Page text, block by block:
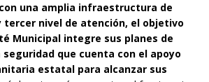
una amplia infraestructura de
tercer nivel de atención, el objetivo
Municipal integre sus planes de
que cuenta con el apoyo
estatal para alcanzar sus